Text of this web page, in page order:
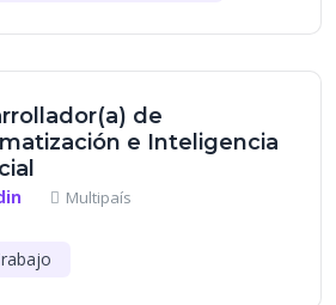
de
e Inteligencia
Multipaís